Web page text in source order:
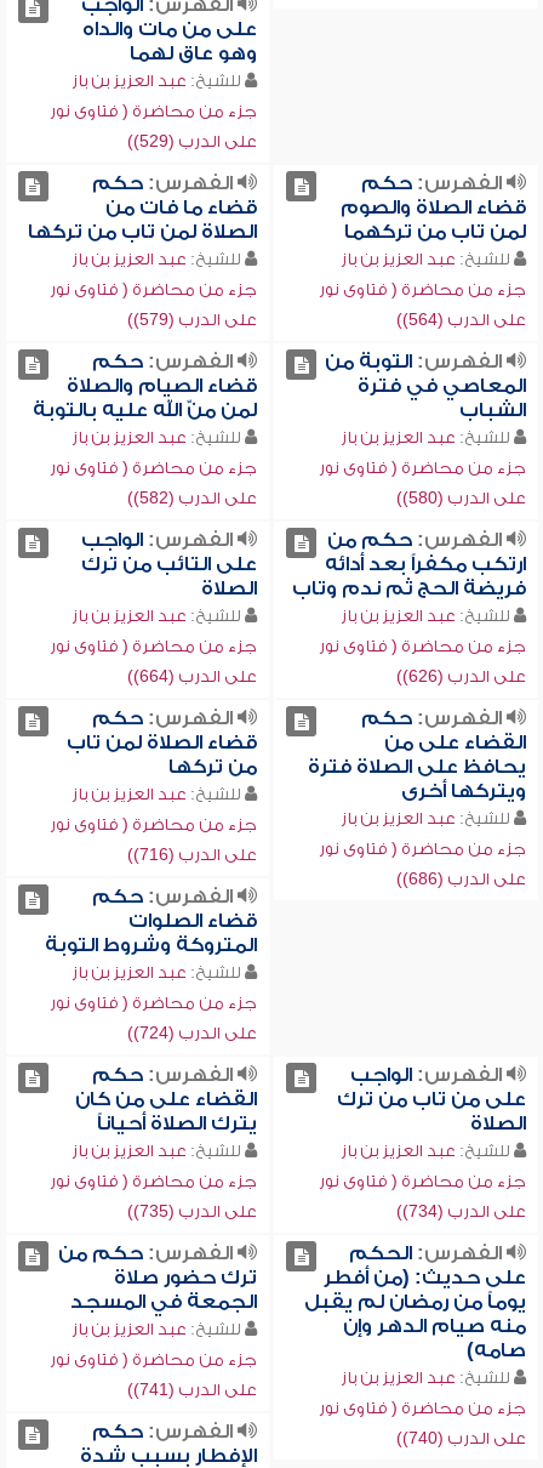
الفهرس: الواجب
على من مات والداه
وهو عاق لهما
للشيخ: عبد العزيز بن باز
جزء من محاضرة ( فتاوى نور
على الدرب (529))
الفهرس:حكم
قضاء الصلاة والصوم
لمن تاب من تركهما
للشيخ: عبد العزيز بن باز
جزء من محاضرة ( فتاوى نور
على الدرب (564))
الفهرس:حكم
قضاء ما فات من
الصلاة لمن تاب من تركها
للشيخ: عبد العزيز بن باز
جزء من محاضرة ( فتاوى نور
على الدرب (579))
الفهرس:التوبة من
المعاصي في فترة
الشباب
للشيخ: عبد العزيز بن باز
جزء من محاضرة ( فتاوى نور
على الدرب (580))
الفهرس:حكم
قضاء الصيام والصلاة
لمن منّ الله عليه بالتوبة
للشيخ: عبد العزيز بن باز
جزء من محاضرة ( فتاوى نور
على الدرب (582))
الفهرس:حكم من
ارتكب مكفراً بعد أدائه
فريضة الحج ثم ندم وتاب
للشيخ: عبد العزيز بن باز
جزء من محاضرة ( فتاوى نور
على الدرب (626))
الفهرس:الواجب
على التائب من ترك
الصلاة
للشيخ: عبد العزيز بن باز
جزء من محاضرة ( فتاوى نور
على الدرب (664))
الفهرس:حكم
القضاء على من
يحافظ على الصلاة فترة
ويتركها أخرى
للشيخ: عبد العزيز بن باز
جزء من محاضرة ( فتاوى نور
على الدرب (686))
الفهرس:حكم
قضاء الصلاة لمن تاب
من تركها
للشيخ: عبد العزيز بن باز
جزء من محاضرة ( فتاوى نور
على الدرب (716))
الفهرس:حكم
قضاء الصلوات
المتروكة وشروط التوبة
للشيخ: عبد العزيز بن باز
جزء من محاضرة ( فتاوى نور
على الدرب (724))
الفهرس:الواجب
على من تاب من ترك
الصلاة
للشيخ: عبد العزيز بن باز
جزء من محاضرة ( فتاوى نور
على الدرب (734))
الفهرس:حكم
القضاء على من كان
يترك الصلاة أحياناً
للشيخ: عبد العزيز بن باز
جزء من محاضرة ( فتاوى نور
على الدرب (735))
الفهرس:الحكم
على حديث: (من أفطر
يوماً من رمضان لم يقبل
منه صيام الدهر وإن
صامه)
للشيخ: عبد العزيز بن باز
جزء من محاضرة ( فتاوى نور
على الدرب (740))
الفهرس:حكم من
ترك حضور صلاة
الجمعة في المسجد
للشيخ: عبد العزيز بن باز
جزء من محاضرة ( فتاوى نور
على الدرب (741))
الفهرس:حكم
الإفطار بسبب شدة